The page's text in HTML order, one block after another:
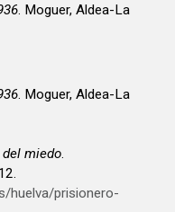
. Moguer, Aldea-La
. Moguer, Aldea-La
miedo.
huelva/prisionero-